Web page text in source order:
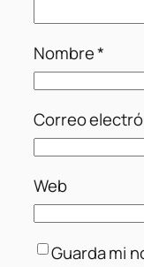
Nombre*
Correo
Web
Guarda mi